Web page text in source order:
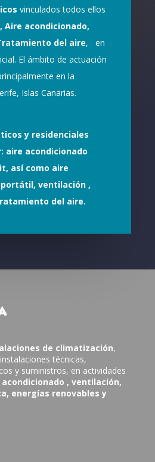
vinculados todos ellos
Aire acondicionado,
del aire, en
El ámbito de actuación
en la
Islas Canarias.
y residenciales
aire acondicionado
así como aire
ventilación ,
del aire.
de climatización,
técnicas,
y suministros, en actividades
, ventilación,
energías renovables y